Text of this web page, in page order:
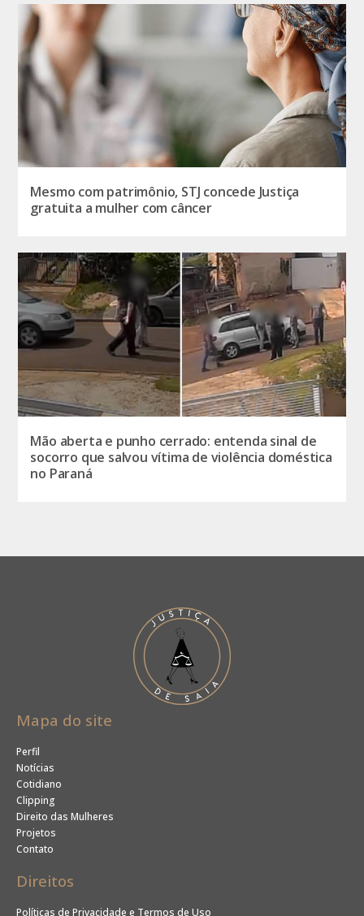
Mesmo com patrimônio, STJ concede Justiça
gratuita a mulher com câncer
Mão aberta e punho cerrado: entenda sinal de
socorro que salvou vítima de violência doméstica
no Paraná
Mapa do site
Perfil
Notícias
Cotidiano
Clipping
Direito das Mulheres
Projetos
Contato
Direitos
Políticas de Privacidade e Termos de Uso